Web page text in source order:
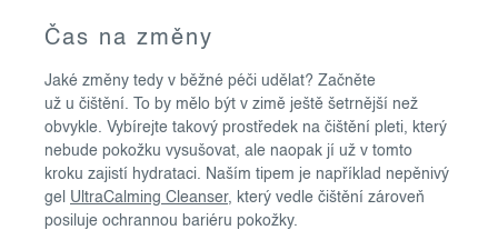
Čas na změny
Jaké změny tedy v běžné péči udělat? Začněte
už u čištění. To by mělo být v zimě ještě šetrnější než
obvykle. Vybírejte takový prostředek na čištění pleti, který
nebude pokožku vysušovat, ale naopak jí už v tomto
kroku zajistí hydrataci. Naším tipem je například nepěnivý
gel UltraCalming Cleanser, který vedle čištění zároveň
posiluje ochrannou bariéru pokožky.